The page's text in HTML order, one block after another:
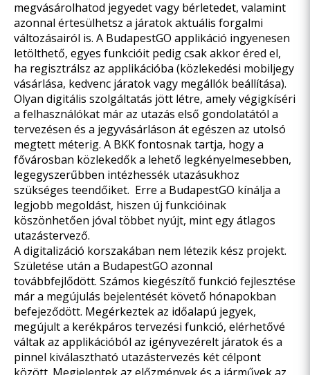
megvásárolhatod jegyedet vagy bérletedet, valamint
azonnal értesülhetsz a járatok aktuális forgalmi
változásairól is. A BudapestGO applikáció ingyenesen
letölthető, egyes funkcióit pedig csak akkor éred el,
ha regisztrálsz az applikációba (közlekedési mobiljegy
vásárlása, kedvenc járatok vagy megállók beállítása).
Olyan digitális szolgáltatás jött létre, amely végigkíséri
a felhasználókat már az utazás első gondolatától a
tervezésen és a jegyvásárláson át egészen az utolsó
megtett méterig. A BKK fontosnak tartja, hogy a
fővárosban közlekedők a lehető legkényelmesebben,
legegyszerűbben intézhessék utazásukhoz
szükséges teendőiket. Erre a BudapestGO kínálja a
legjobb megoldást, hiszen új funkcióinak
köszönhetően jóval többet nyújt, mint egy átlagos
utazástervező.
A digitalizáció korszakában nem létezik kész projekt.
Születése után a BudapestGO azonnal
továbbfejlődött. Számos kiegészítő funkció fejlesztése
már a megújulás bejelentését követő hónapokban
befejeződött. Megérkeztek az időalapú jegyek,
megújult a kerékpáros tervezési funkció, elérhetővé
váltak az applikációból az igényvezérelt járatok és a
pinnel kiválasztható utazástervezés két célpont